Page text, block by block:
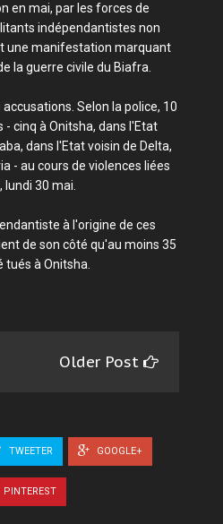
en mai, par les forces de
indépendantistes non
une manifestation marquant
la guerre civile du Biafra.
Selon la police, 10
cinq à Onitsha, dans l'Etat
dans l'Etat voisin de Delta,
- au cours de violences liées
30 mai.
à l'origine de ces
de son côté qu'au moins 35
à Onitsha.
Older Post
TWEETER GOOGLE+
PINTEREST